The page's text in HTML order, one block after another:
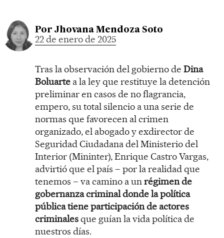
Por Jhovana Mendoza Soto
22 de enero de 2025
Tras la observación del gobierno de Dina
Boluarte a la ley que restituye la detención
preliminar en casos de no flagrancia,
empero, su total silencio a una serie de
normas que favorecen al crimen
organizado, el abogado y exdirector de
Seguridad Ciudadana del Ministerio del
Interior (Mininter), Enrique Castro Vargas,
advirtió que el país – por la realidad que
tenemos – va camino a unrégimen de
gobernanza criminal donde la política
pública tiene participación de actores
criminalesque guían la vida política de
nuestros días.